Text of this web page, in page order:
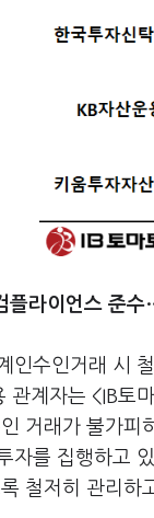
플라이언스 준
인수인거래 시
관계자는 <IB토
거래가 불가피
자를 집행하고
철저히 관리하